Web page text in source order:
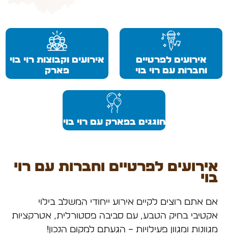
אירועים לפרטיים
וחברות עם רוי בוי
אירועים וקבוצות רוי בוי
פארק
חוגגים בפארק עם רוי בוי
אירועים לפרטיים וחברות עם רוי
בוי
אם אתם רוצים לקיים אירוע ייחודי המשלב בילוי
אקטיבי בחיק הטבע, עם סביבה פסטורלית, אטרקציות
מגוונות ומגוון פעילויות – הגעתם למקום הנכון!